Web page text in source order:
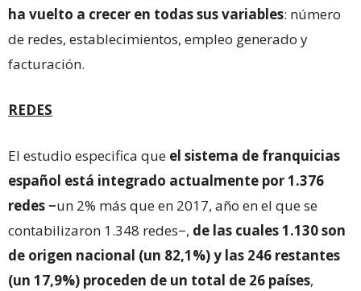
ha vuelto a crecer en todas sus variables: número
de redes, establecimientos, empleo generado y
facturación.
REDES
El estudio especifica que el sistema de franquicias
español está integrado actualmente por 1.376
redes −un 2% más que en 2017, año en el que se
contabilizaron 1.348 redes−, de las cuales 1.130 son
de origen nacional (un 82,1%) y las 246 restantes
(un 17,9%) proceden de un total de 26 países,